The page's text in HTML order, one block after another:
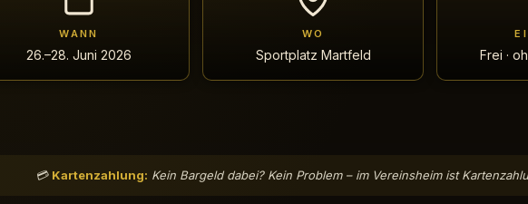
WANN
26.–28. Juni 2026
WO
Sportplatz Martfeld Frei ·
💳 Kartenzahlung: Kein Bargeld dabei? Kein Problem – im Vereinsheim ist